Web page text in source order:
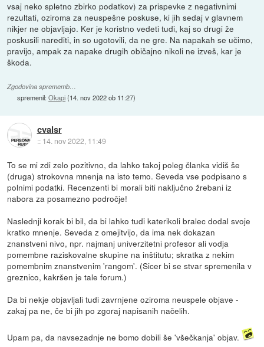
vsaj neko spletno zbirko podatkov) za prispevke z negativnimi
rezultati, oziroma za neuspešne poskuse, ki jih sedaj v glavnem
nikjer ne objavljajo. Ker je koristno vedeti tudi, kaj so drugi že
poskusili narediti, in so ugotovili, da ne gre. Na napakah se učimo,
pravijo, ampak za napake drugih običajno nikoli ne izveš, kar je
škoda.
Zgodovina sprememb…
spremenil:Okapi(14. nov 2022 ob 11:27)
cvalsr
:: 14. nov 2022, 11:49
To se mi zdi zelo pozitivno, da lahko takoj poleg članka vidiš še
(druga) strokovna mnenja na isto temo. Seveda vse podpisano s
polnimi podatki. Recenzenti bi morali biti naključno žrebani iz
nabora za posamezno področje!
Naslednji korak bi bil, da bi lahko tudi katerikoli bralec dodal svoje
kratko mnenje. Seveda z omejitvijo, da ima nek dokazan
znanstveni nivo, npr. najmanj univerzitetni profesor ali vodja
pomembne raziskovalne skupine na inštitutu; skratka z nekim
pomembnim znanstvenim 'rangom'. (Sicer bi se stvar spremenila v
greznico, kakršen je tale forum.)
Da bi nekje objavljali tudi zavrnjene oziroma neuspele objave -
zakaj pa ne, če bi jih po zgoraj napisanih načelih.
Upam pa, da navsezadnje ne bomo dobili še 'všečkanja' objav.